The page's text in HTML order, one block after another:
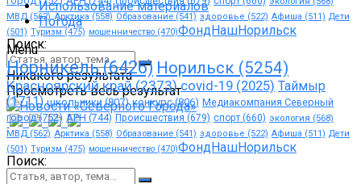
МВД (562) Арктика (558) Образование (541) здоровье (522) Афиша (511) Дети
(501) Туризм (475) мошенничество (470)ФондНашНорильск
Поиск:
Никакого результата
Просмотреть весь результат
Использование материалов
Погода
Menu
Норникель(6426) Норильск (5254)
Красноярский край(2373) covid-19 (2025) Таймыр
(1711) школьники (807) конкурс(806) Медиакомпания Северный
город(752) АРН (744) Происшествия (679) спорт (660) экология (568)
МВД (562) Арктика (558) Образование (541) здоровье (522) Афиша (511) Дети
(501) Туризм (475) мошенничество (470)ФондНашНорильск
Поиск: